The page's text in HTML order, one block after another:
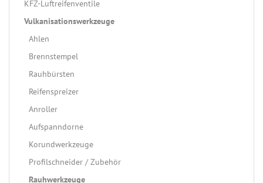
KFZ-Luftreifenventile
Vulkanisationswerkzeuge
Ahlen
Brennstempel
Rauhbürsten
Reifenspreizer
Anroller
Aufspanndorne
Korundwerkzeuge
Profilschneider / Zubehör
Rauhwerkzeuge